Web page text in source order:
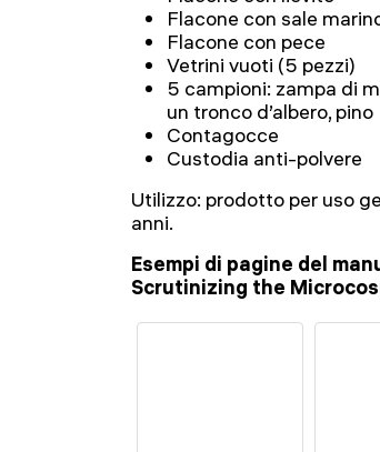
Flacone con sale
Flacone con pece
Vetrini vuoti (5 pezzi)
5 campioni: zampa di
un tronco d’albero, pino
Contagocce
Custodia anti-polvere
Utilizzo: prodotto per uso
anni.
Esempi di pagine del
Scrutinizing the